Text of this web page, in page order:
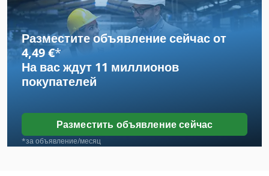
Case Ih 5120
Case Ih 5130
Case Ih 5140
Case Ih 7140
Case Ih 8930
Case Ih 9230
Разместите объявление сейчас от
4,49 €*
На вас ждут 11 миллионов
покупателей
Разместить объявление сейчас
*за объявление/месяц